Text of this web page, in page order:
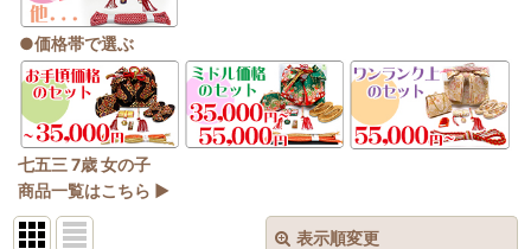
●価格帯で選ぶ
七五三 7歳 女の子
商品一覧はこちら ▶
表示順変更